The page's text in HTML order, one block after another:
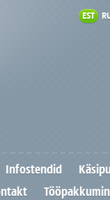
EST
Infostendid